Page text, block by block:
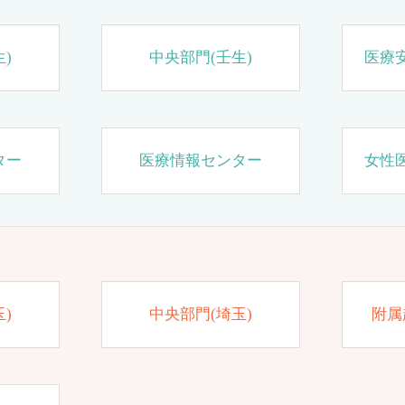
) 中央部門(壬生) 医療
ー 医療情報センター 女性
) 中央部門(埼玉) 附